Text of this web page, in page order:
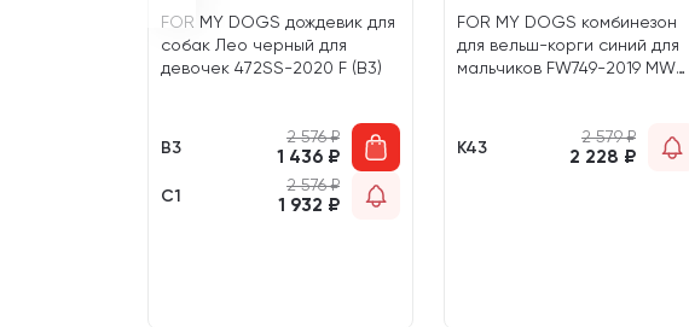
FOR MY DOGS дождевик для
собак Лео черный для
девочек 472SS-2020 F (B3)
B3
2 576₽
1 436 ₽
C1
2 576₽
1 932 ₽
FOR MY DOGS комбинезон
для вельш-корги синий для
мальчиков FW749-2019 MW
K43
2 579₽
2 228 ₽